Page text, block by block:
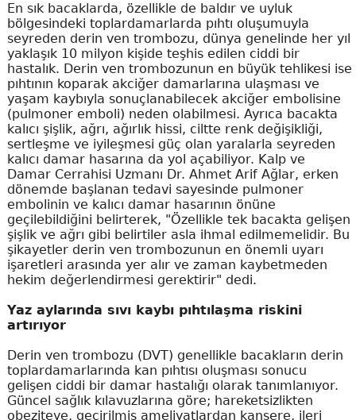
En sık bacaklarda, özellikle de baldır ve uyluk
bölgesindeki toplardamarlarda pıhtı oluşumuyla
seyreden derin ven trombozu, dünya genelinde her yıl
yaklaşık 10 milyon kişide teşhis edilen ciddi bir
hastalık. Derin ven trombozunun en büyük tehlikesi ise
pıhtının koparak akciğer damarlarına ulaşması ve
yaşam kaybıyla sonuçlanabilecek akciğer embolisine
(pulmoner emboli) neden olabilmesi. Ayrıca bacakta
kalıcı şişlik, ağrı, ağırlık hissi, ciltte renk değişikliği,
sertleşme ve iyileşmesi güç olan yaralarla seyreden
kalıcı damar hasarına da yol açabiliyor. Kalp ve
Damar Cerrahisi Uzmanı Dr. Ahmet Arif Ağlar, erken
dönemde başlanan tedavi sayesinde pulmoner
embolinin ve kalıcı damar hasarının önüne
geçilebildiğini belirterek, "Özellikle tek bacakta gelişen
şişlik ve ağrı gibi belirtiler asla ihmal edilmemelidir. Bu
şikayetler derin ven trombozunun en önemli uyarı
işaretleri arasında yer alır ve zaman kaybetmeden
hekim değerlendirmesi gerektirir" dedi.
Yaz aylarında sıvı kaybı pıhtılaşma riskini
artırıyor
Derin ven trombozu (DVT) genellikle bacakların derin
toplardamarlarında kan pıhtısı oluşması sonucu
gelişen ciddi bir damar hastalığı olarak tanımlanıyor.
Güncel sağlık kılavuzlarına göre; hareketsizlikten
obeziteye, geçirilmiş ameliyatlardan kansere, ileri